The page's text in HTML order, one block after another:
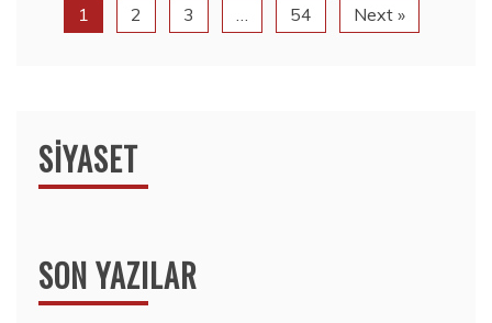
1 2 3 … 54 Next »
SIYASET
SON YAZILAR